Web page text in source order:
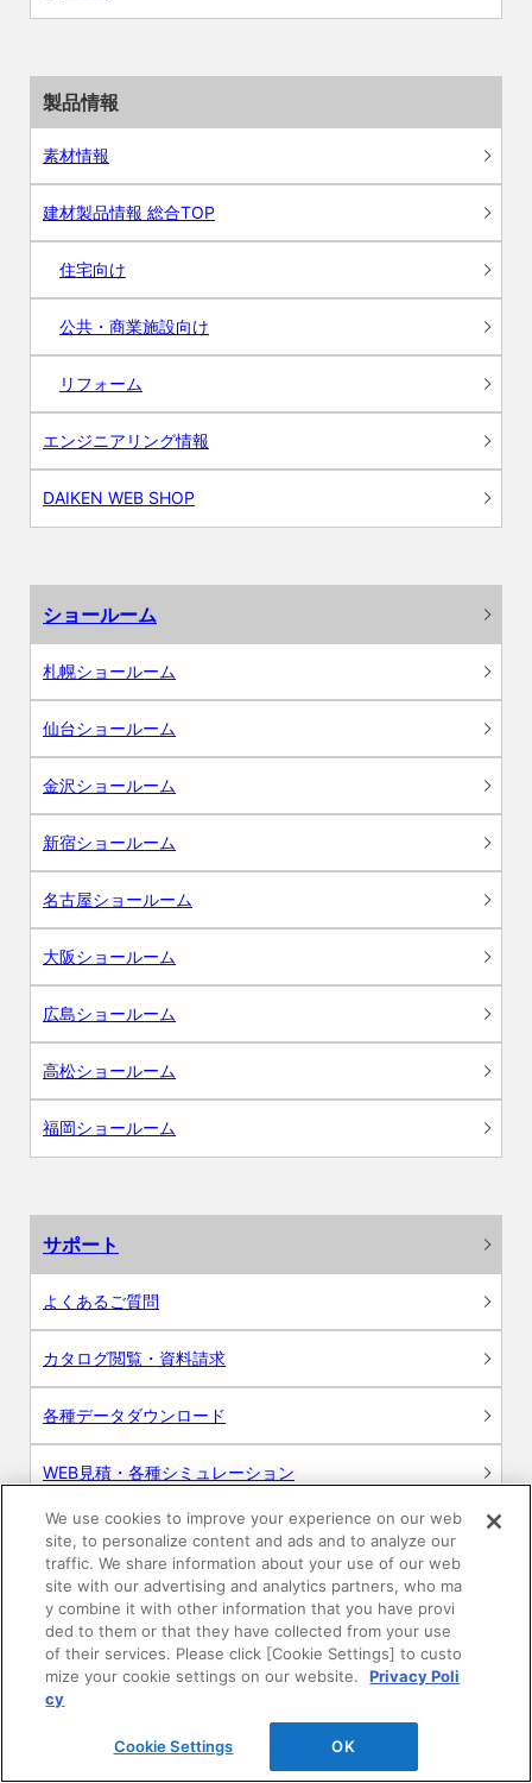
製品情報
素材情報
建材製品情報 総合TOP
住宅向け
公共・商業施設向け
リフォーム
エンジニアリング情報
DAIKEN WEB SHOP
ショールーム
札幌ショールーム
仙台ショールーム
金沢ショールーム
新宿ショールーム
名古屋ショールーム
大阪ショールーム
広島ショールーム
高松ショールーム
福岡ショールーム
サポート
よくあるご質問
カタログ閲覧・資料請求
各種データダウンロード
WEB見積・各種シミュレーション
交換用部品の購入
修理・点検
お問い合わせ
ログイン
建築・設計関係者様向けサイト
We use cookies to improve your experience on our web
site, to personalize content and ads and to analyze our
traffic. We share information about your use of our web
site with our advertising and analytics partners, who ma
y combine it with other information that you have provi
ded to them or that they have collected from your use
of their services. Please click [Cookie Settings] to custo
mize your cookie settings on our website.
Privacy Poli
cy
Cookie Settings OK